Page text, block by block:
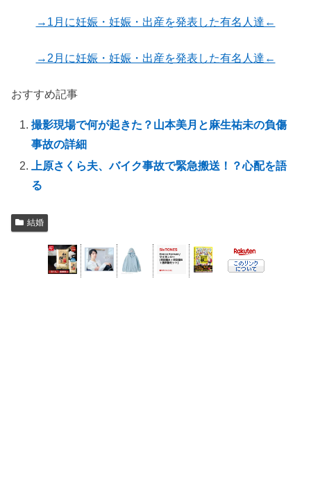
→1月に妊娠・妊娠・出産を発表した有名人達←
→2月に妊娠・妊娠・出産を発表した有名人達←
おすすめ記事
撮影現場で何が起きた？山本美月と麻生祐未の負傷
事故の詳細
上原さくら夫、バイク事故で緊急搬送！？心配を語
る
結婚